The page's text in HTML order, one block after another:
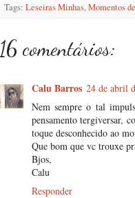
Tags: Leseiras Minhas,Momentos
16 comentários:
Calu Barros 24 de abril
Nem sempre o tal
pensamento tergiversar,
toque desconhecido ao
Que bom que vc trouxe
Bjos,
Calu
Responder